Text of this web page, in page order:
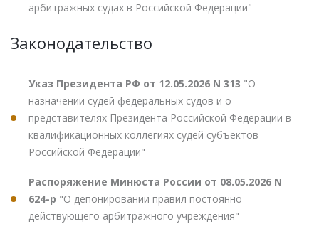
арбитражных судах в Российской Федерации"
Законодательство
Указ Президента РФ от 12.05.2026 N 313 "О
назначении судей федеральных судов и о
представителях Президента Российской Федерации в
квалификационных коллегиях судей субъектов
Российской Федерации"
Распоряжение Минюста России от 08.05.2026 N
624-р "О депонировании правил постоянно
действующего арбитражного учреждения"